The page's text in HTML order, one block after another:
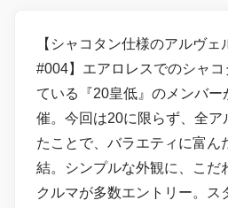
【シャコタン仕様のアルヴ
#004】エアロレスでのシャ
ている『20皇低』のメンバー
催。今回は20に限らず、全ア
たことで、バラエティに富ん
結。シンプルな外観に、こだ
クルマが多数エントリー。ス